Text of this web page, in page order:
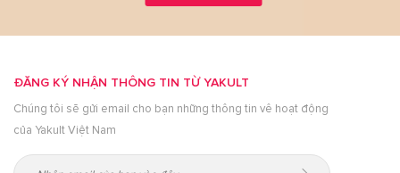
ĐĂNG KÝ NHẬN THÔNG TIN TỪ YAKULT
Chúng tôi sẽ gửi email cho bạn những thông tin vê hoạt động
của Yakult Việt Nam